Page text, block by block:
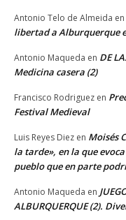
Antonio Telo de Almeida en
libertad a Alburquerque
Antonio Maqueda en DE
Medicina casera (2)
Francisco Rodriguez en
Festival Medieval
Luis Reyes Diez en Moisés
la tarde», en la que
pueblo que en parte
Antonio Maqueda en
ALBURQUERQUE (2).